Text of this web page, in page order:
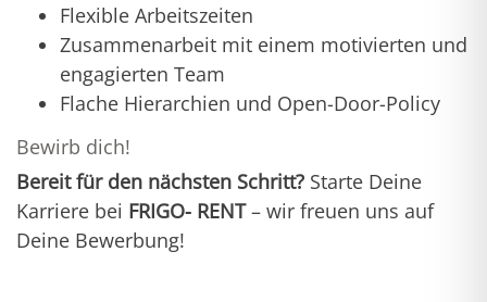
Flexible Arbeitszeiten
Zusammenarbeit mit einem motivierten und
engagierten Team
Flache Hierarchien und Open-Door-Policy
Bewirb dich!
Bereit für den nächsten Schritt? Starte Deine
Karriere bei FRIGO- RENT– wir freuen uns auf
Deine Bewerbung!